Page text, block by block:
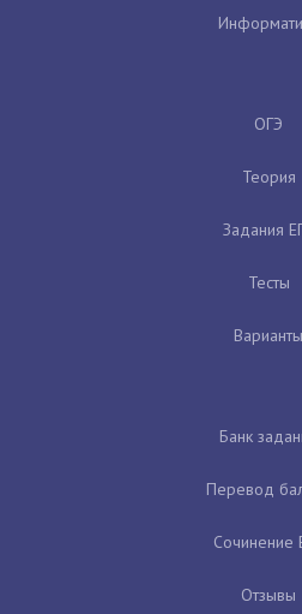
ОГЭ
Теория
Задания
Тесты
Варианты
Банк
Перевод
Сочинение
Отзывы